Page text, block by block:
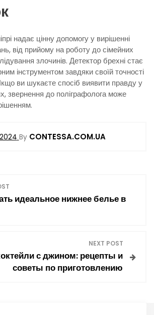
надає цінну допомогу у вирішенні
від прийому на роботу до сімейних
злочинів. Детектор брехні стає
інструментом завдяки своїй точності
ви шукаєте спосіб виявити правду у
звернення до поліграфолога може
By CONTESSA.COM.UA
идеальное нижнее белье в
NEXT POST
с джином: рецепты и
советы по приготовлению